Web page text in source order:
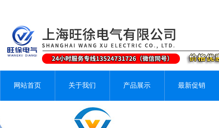
网站首页 关于我们 产品展示 最新促销